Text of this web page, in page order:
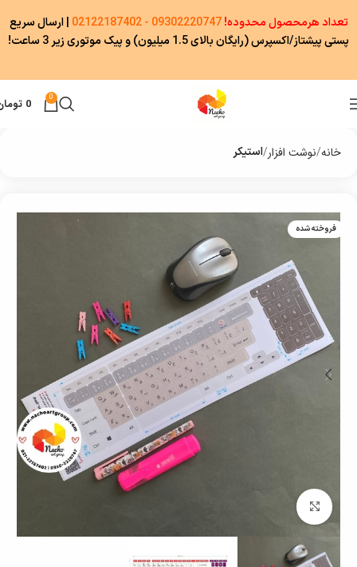
0
0
خانه نوشت افزار استیکر
فروخته شده
برای بزرگنمایی کلیک کنید
تعداد هرمحصول محدوده!09302220747 - 02122187402
|ارسال سریع
پستی پیشتاز/اکسپرس (رایگان بالای 1.5 میلیون) و پیک موتوری زیر 3 ساعت!